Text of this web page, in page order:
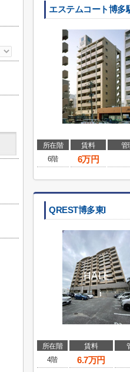
エステムコート博
所在階 賃料 管
6階
6万円
QREST博多東I
所在階 賃料
4階
6.7万円